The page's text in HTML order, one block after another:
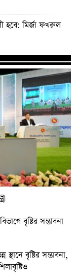
হবে: মির্জা ফখরুল
বৃষ্টির সম্ভাবনা
স্থানে বৃষ্টির সম্ভাবনা,